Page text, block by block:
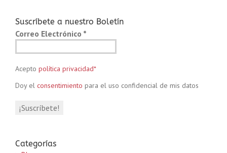
Suscríbete a nuestro Boletín
Correo Electrónico *
Acepto política privacidad*
Doy el consentimiento para el uso confidencial de mis datos
Categorías